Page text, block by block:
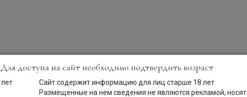
Для доступа на сайт необходимо подтвердить возраст
Сайт содержит информацию для лиц старше 18 лет.
Размещенные на нем сведения не являются рекламой, носят